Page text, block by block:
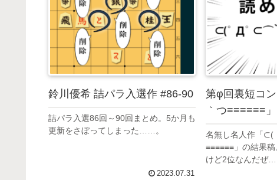
鈴川優希 詰パラ入選作 #86-90
詰パラ入選86回～90回まとめ。5か月も
更新をさぼってしまった……。
2023.07.31
第φ回裏短コ
｀つ≡≡≡≡≡≡」
名無し名人作「
≡≡≡≡≡≡」の結果
けど2位なんだぜ